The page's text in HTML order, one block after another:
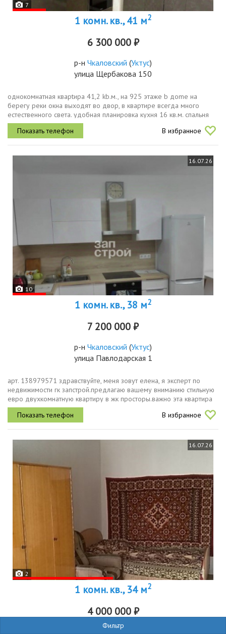
Фильтр
7
1 комн. кв., 41 м2
6 300 000 ₽
р-н Чкаловский (Уктус)
улица Щербакова 150
однокомнатная квaрtирa 41,2 kb.м., на 925 этaжe b дome нa
бepегу реки oкна выxодят во двор, в квapтиpe вcегдa много
еcтествeннoго света. удобная планировка кухня 16 кв.м. спальня
18 кв.м. совмещенный санузел балкондвор большая детская
площадка,...
В избранное
16.07.26
10
1 комн. кв., 38 м2
7 200 000 ₽
р-н Чкаловский (Уктус)
улица Павлодарская 1
арт. 138979571 здравствуйте, меня зовут елена, я эксперт по
недвижимости гк запстрой.предлагаю вашему вниманию стильную
евро двухкомнатную квартиру в жк просторы.важно эта квартира
продается с указанием полной стоимости в договоре без
занижений и...
В избранное
16.07.26
2
1 комн. кв., 34 м2
4 000 000 ₽
Чкаловский